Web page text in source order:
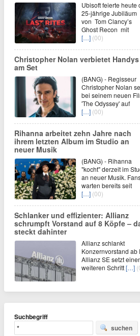
Ubisoft feierte heute
25-jährige Jubiläum
von Tom Clancy’s
Ghost Recon mit
[…] (00)
Christopher Nolan verbietet Handys
am Set
(BANG) - Regisseur
Christopher Nolan
bei seinem neuen
'The Odyssey' auf
[…] (00)
Rihanna arbeitet zehn Jahre nach
ihrem letzten Album im Studio an
neuer Musik
(BANG) - Rihanna
"kocht" derzeit im
an neuer Musik.
warten bereits seit
[…] (00)
Schlanker und effizienter: Allianz
schrumpft Vorstand auf 8 Köpfe –
steckt dahinter
Allianz schlankt
Konzernvorstand ab
Allianz SE setzt
weiteren Schritt[…]
Suchbegriff
suchen